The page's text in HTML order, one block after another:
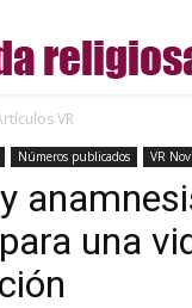
VR
Números publicados VR
una